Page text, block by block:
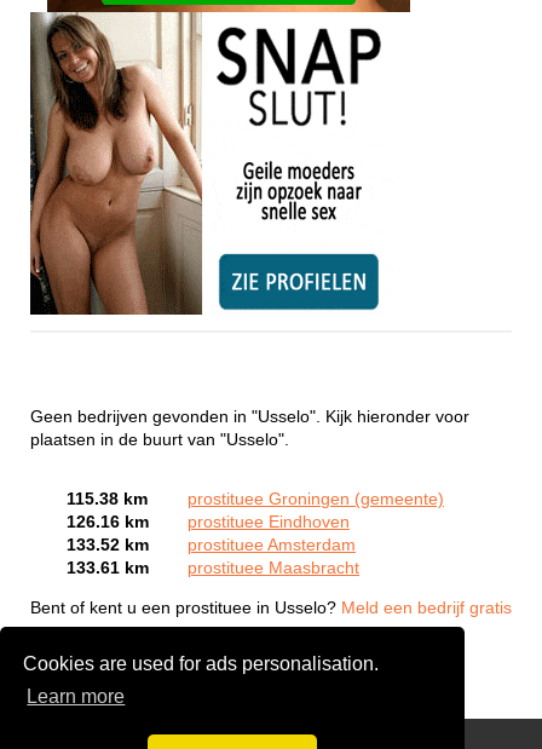
Cookies are used for ads personalisation.
Learn more
Geen bedrijven gevonden in "Usselo". Kijk hieronder voor
plaatsen in de buurt van "Usselo".
115.38 km
prostituee Groningen (gemeente)
126.16 km
prostituee Eindhoven
133.52 km
prostituee Amsterdam
133.61 km
prostituee Maasbracht
Bent of kent u een prostituee in Usselo? Meld een bedrijf gratis
aan